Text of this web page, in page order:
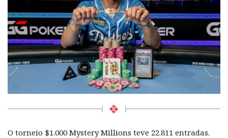
O torneio $1.000 Mystery Millions teve 22.811 entradas.